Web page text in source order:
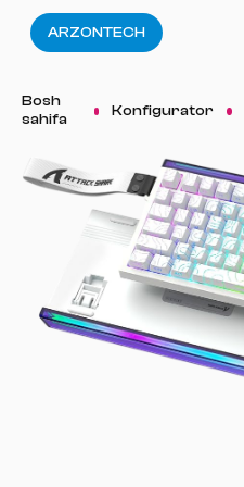
ARZONTECH
Bosh
sahifa
Konfigurator